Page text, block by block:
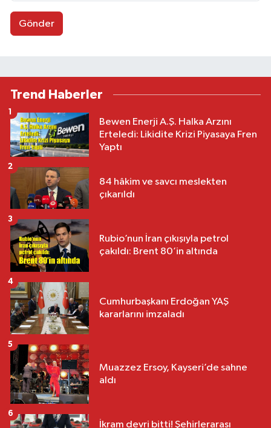
Gönder
Trend Haberler
Bewen Enerji A.Ş. Halka Arzını
Erteledi: Likidite Krizi Piyasaya Fren
Yaptı
1
84 hâkim ve savcı meslekten
çıkarıldı
2
Rubio’nun İran çıkışıyla petrol
çakıldı: Brent 80’in altında
3
Cumhurbaşkanı Erdoğan YAŞ
kararlarını imzaladı
4
Muazzez Ersoy, Kayseri’de sahne
aldı
5
İkram devri bitti! Şehirlerarası
6